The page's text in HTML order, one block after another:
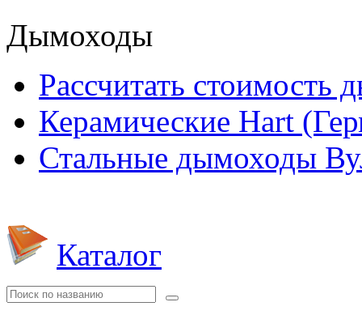
Дымоходы
Рассчитать стоимость
Керамические Hart
Стальные дымоходы
Каталог